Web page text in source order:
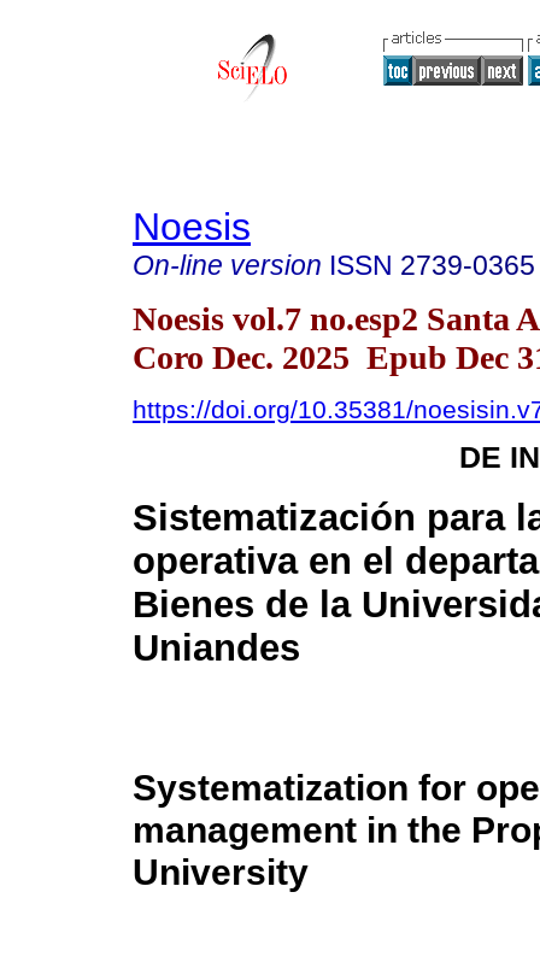
Noesis
On-line version ISSN 2739-0365
Noesis vol.7 no.esp2 Santa
Coro Dec. 2025 Epub Dec
https://doi.org/10.35381/
DE
Sistematización para
operativa en el
Bienes de la
Uniandes
Systematization for
management in the
University